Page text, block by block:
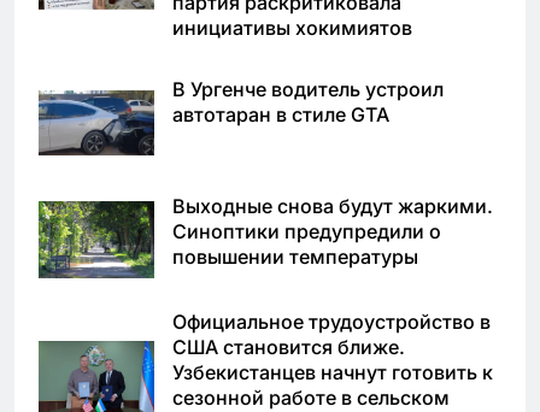
инициативы хокимиятов
В Ургенче водитель устроил
автотаран в стиле GTA
Выходные снова будут жаркими.
Синоптики предупредили о
повышении температуры
Официальное трудоустройство в
США становится ближе.
Узбекистанцев начнут готовить к
сезонной работе в сельском